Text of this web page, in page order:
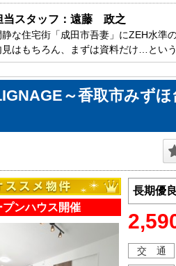
当スタッフ：遠藤　政之
静な住宅街「成田市吾妻」にZEH水準
見はもちろん、まずは資料だけ…とい
～香取市みず
プンハウス開催
長期優
交 通